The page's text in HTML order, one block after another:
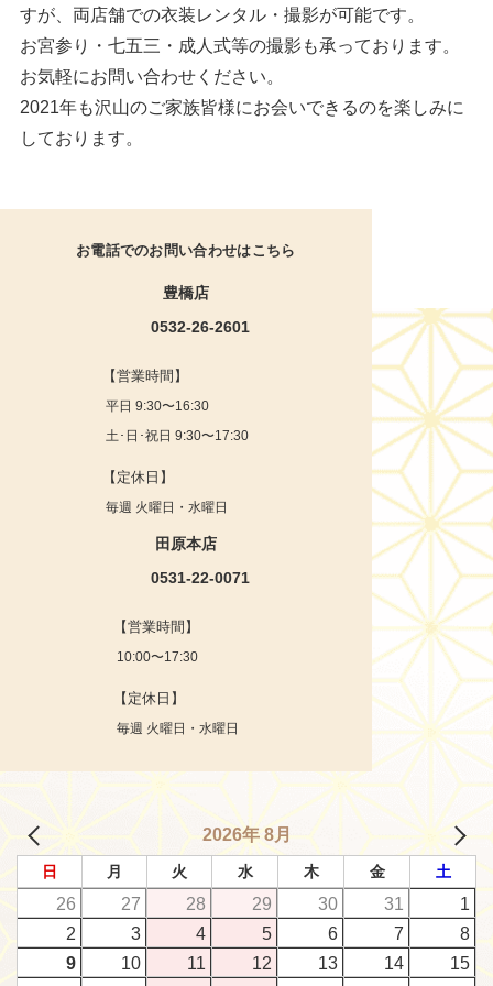
すが、両店舗での衣装レンタル・撮影が可能です。
お宮参り・七五三・成人式等の撮影も承っております。
お気軽にお問い合わせください。
2021年も沢山のご家族皆様にお会いできるのを楽しみに
しております。
お電話でのお問い合わせはこちら
豊橋店
0532-26-2601
【営業時間】
平日 9:30〜16:30
土･日･祝日 9:30〜17:30
【定休日】
毎週 火曜日・水曜日
田原本店
0531-22-0071
【営業時間】
10:00〜17:30
【定休日】
毎週 火曜日・水曜日
2026年 8月
日 月 火 水 木 金 土
26 27 28 29 30 31
1
2
3 4 5 6 7
8
9
10 11 12 13 14
15